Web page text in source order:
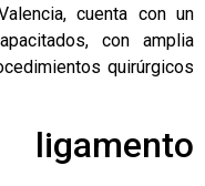
cuenta con un
con amplia
quirúrgicos